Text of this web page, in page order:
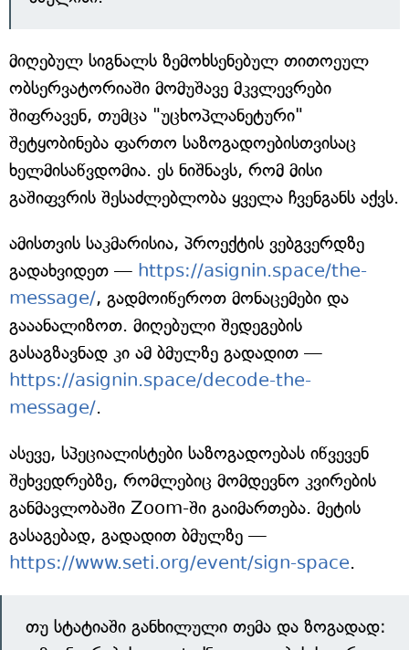
მიღებულ სიგნალს ზემოხსენებულ თითოეულ
ობსერვატორიაში მომუშავე მკვლევრები
შიფრავენ, თუმცა "უცხოპლანეტური"
შეტყობინება ფართო საზოგადოებისთვისაც
ხელმისაწვდომია. ეს ნიშნავს, რომ მისი
გაშიფვრის შესაძლებლობა ყველა ჩვენგანს აქვს.
ამისთვის საკმარისია, პროექტის ვებგვერდზე
გადახვიდეთ — https://asignin.space/the-
message/, გადმოიწეროთ მონაცემები და
გააანალიზოთ. მიღებული შედეგების
გასაგზავნად კი ამ ბმულზე გადადით —
https://asignin.space/decode-the-
message/.
ასევე, სპეციალისტები საზოგადოებას იწვევენ
შეხვედრებზე, რომლებიც მომდევნო კვირების
განმავლობაში Zoom-ში გაიმართება. მეტის
გასაგებად, გადადით ბმულზე —
https://www.seti.org/event/sign-space.
თუ სტატიაში განხილული თემა და ზოგადად: